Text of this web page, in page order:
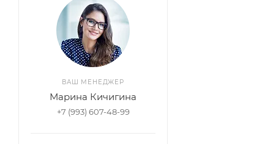
ВАШ МЕНЕДЖЕР
Марина Кичигина
+7 (993) 607-48-99